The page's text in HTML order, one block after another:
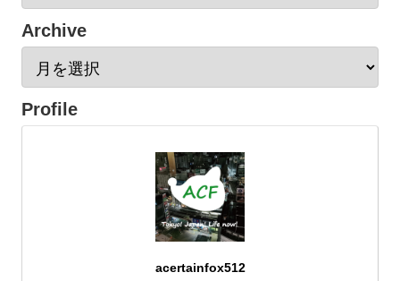
Archive
Profile
acertainfox512